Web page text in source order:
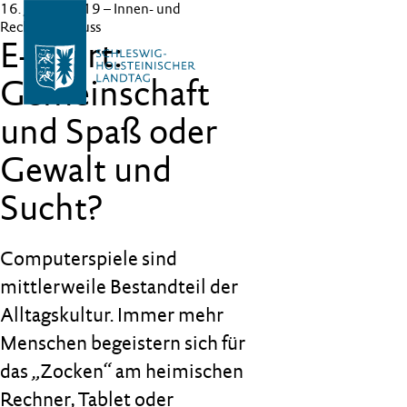
16. Januar 2019 – Innen- und
Rechtsausschuss
E-Sport:
Gemeinschaft
und Spaß oder
Gewalt und
Sucht?
Computerspiele sind
mittlerweile Bestandteil der
Alltagskultur. Immer mehr
Menschen begeistern sich für
das „Zocken“ am heimischen
Rechner, Tablet oder